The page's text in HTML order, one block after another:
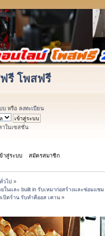
รี โพสฟรี
บ หรือ ลงทะเบียน
าในเซสชั่น
าสู่ระบบ สมัครสมาชิก
วไป»
ในและ built in รับเหมาก่อสร้างและซ่อมแ
เปิดร้าน รับทำคีออส เคาน »